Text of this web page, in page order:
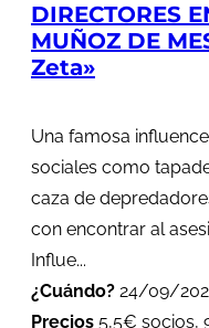
DIRECTORES
MUÑOZ DE
Zeta»
Una famosa
sociales como
caza de
con encontrar al
Influe...
¿Cuándo? 24/09/
Precios 5,5€ socios,